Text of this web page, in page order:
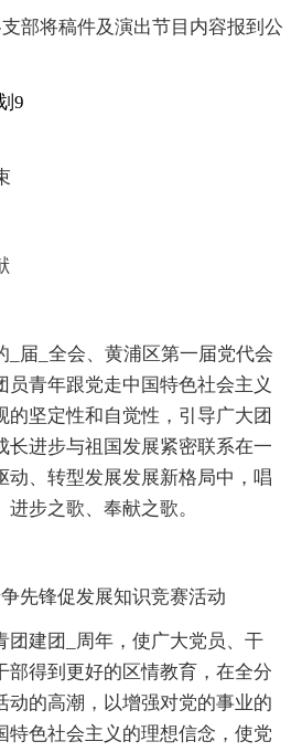
部将稿件及演出节目内容报到公
9
_届_全会、黄浦区第一届党代会
员青年跟党走中国特色社会主义
的坚定性和自觉性，引导广大团
长进步与祖国发展紧密联系在一
动、转型发展发展新格局中，唱
步之歌、奉献之歌。
先锋促发展知识竞赛活动
团建团_周年，使广大党员、干
部得到更好的区情教育，在全分
动的高潮，以增强对党的事业的
特色社会主义的理想信念，使党